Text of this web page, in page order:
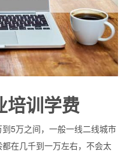
培训学费
5万之间，一般一线二线城市
在几千到一万左右，不会太